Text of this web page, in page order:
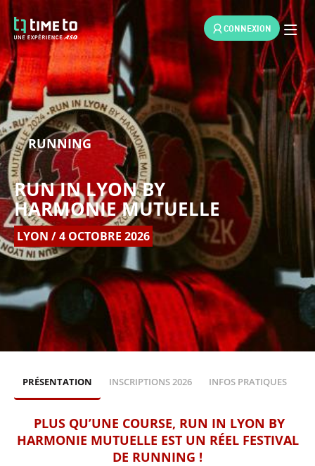
CONNEXION
RUNNING
RUN IN LYON BY
HARMONIE MUTUELLE
LYON / 4 OCTOBRE 2026
PRÉSENTATION INSCRIPTIONS 2026 INFOS PRATIQUES
PLUS QU’UNE COURSE, RUN IN LYON BY
HARMONIE MUTUELLE EST UN RÉEL FESTIVAL
DE RUNNING !